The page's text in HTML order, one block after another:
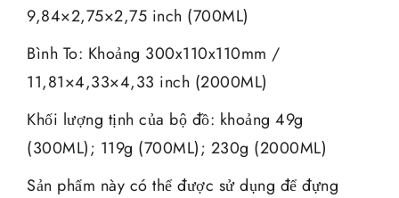
9,84×2,75×2,75 inch (700ML)
Bình To: Khoảng 300x110x110mm /
11,81×4,33×4,33 inch (2000ML)
Khối lượng tịnh của bộ đồ: khoảng 49g
(300ML); 119g (700ML); 230g (2000ML)
Sản phẩm này có thể được sử dụng để đựng